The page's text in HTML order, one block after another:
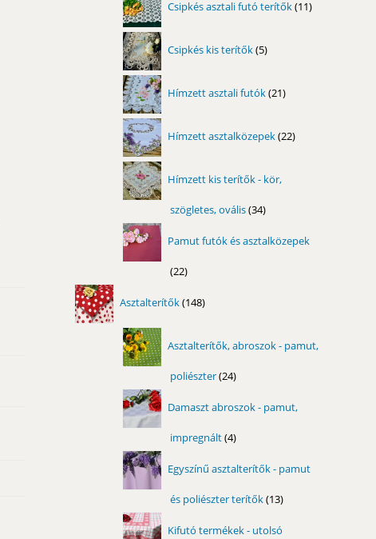
Csipkés asztali futó terítők 11
termék
Csipkés kis terítők 5
termék
Hímzett asztali futók 21
termék
Hímzett asztalközepek 22
termék
Hímzett kis terítők - kör,
szögletes, ovális 3434
Pamut futók és asztalközepek
2222
Asztalterítők 148
termék
Asztalterítők, abroszok - pamut,
poliészter 2424
Damaszt abroszok - pamut,
impregnált 44
Egyszínű asztalterítők - pamut
és poliészter terítők 1313
Kifutó termékek - utolsó